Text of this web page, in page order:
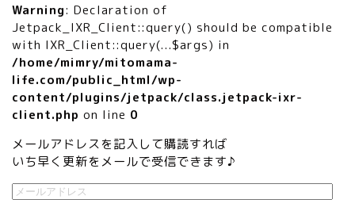
Warning: Declaration of
Jetpack_IXR_Client::query() should be compatible
with IXR_Client::query(...$args) in
/home/mimry/mitomama-
life.com/public_html/wp-
content/plugins/jetpack/class.jetpack-ixr-
client.php on line 0
メールアドレスを記入して購読すれば
いち早く更新をメールで受信できます♪